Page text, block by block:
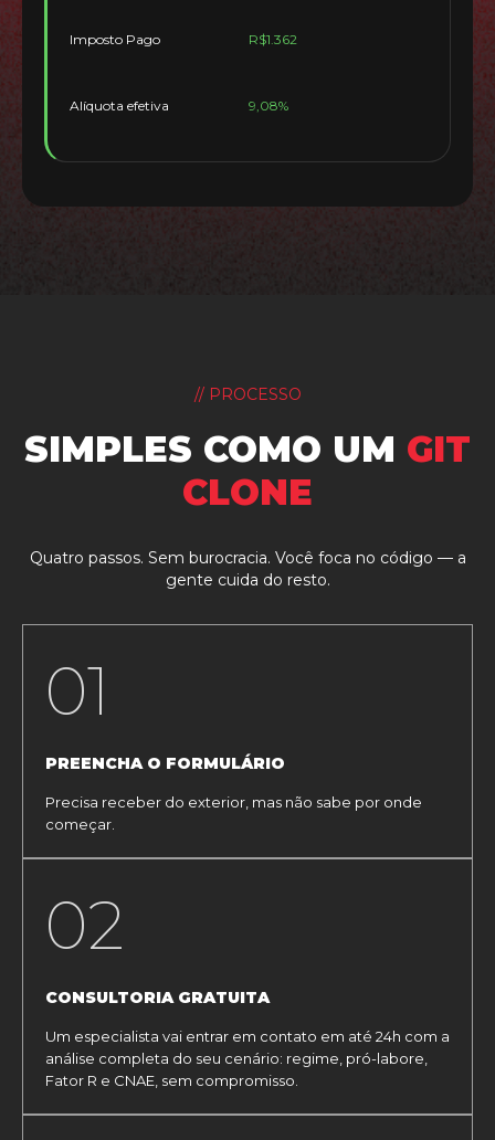
Imposto Pago R$1.362
Alíquota efetiva 9,08%
// PROCESSO
SIMPLES COMO UM GIT
CLONE
Quatro passos. Sem burocracia. Você foca no código — a
gente cuida do resto.
01
PREENCHA O FORMULÁRIO
Precisa receber do exterior, mas não sabe por onde
começar.
02
CONSULTORIA GRATUITA
Um especialista vai entrar em contato em até 24h com a
análise completa do seu cenário: regime, pró-labore,
Fator R e CNAE, sem compromisso.